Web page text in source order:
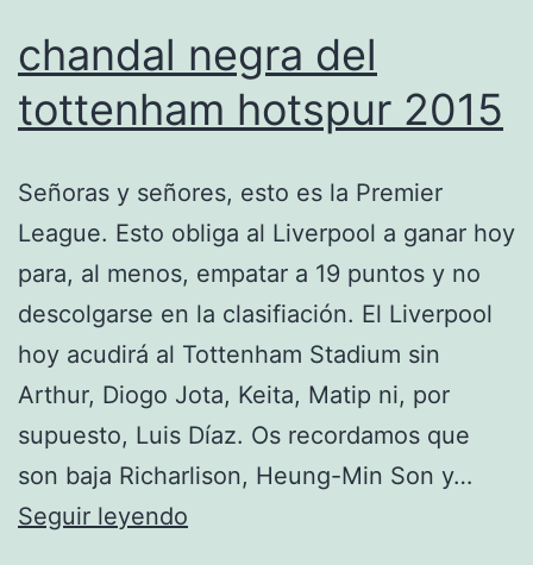
chandal negra del
tottenham hotspur 2015
Señoras y señores, esto es la Premier
League. Esto obliga al Liverpool a ganar hoy
para, al menos, empatar a 19 puntos y no
descolgarse en la clasifiación. El Liverpool
hoy acudirá al Tottenham Stadium sin
Arthur, Diogo Jota, Keita, Matip ni, por
supuesto, Luis Díaz. Os recordamos que
son baja Richarlison, Heung-Min Son y…
Seguir leyendo